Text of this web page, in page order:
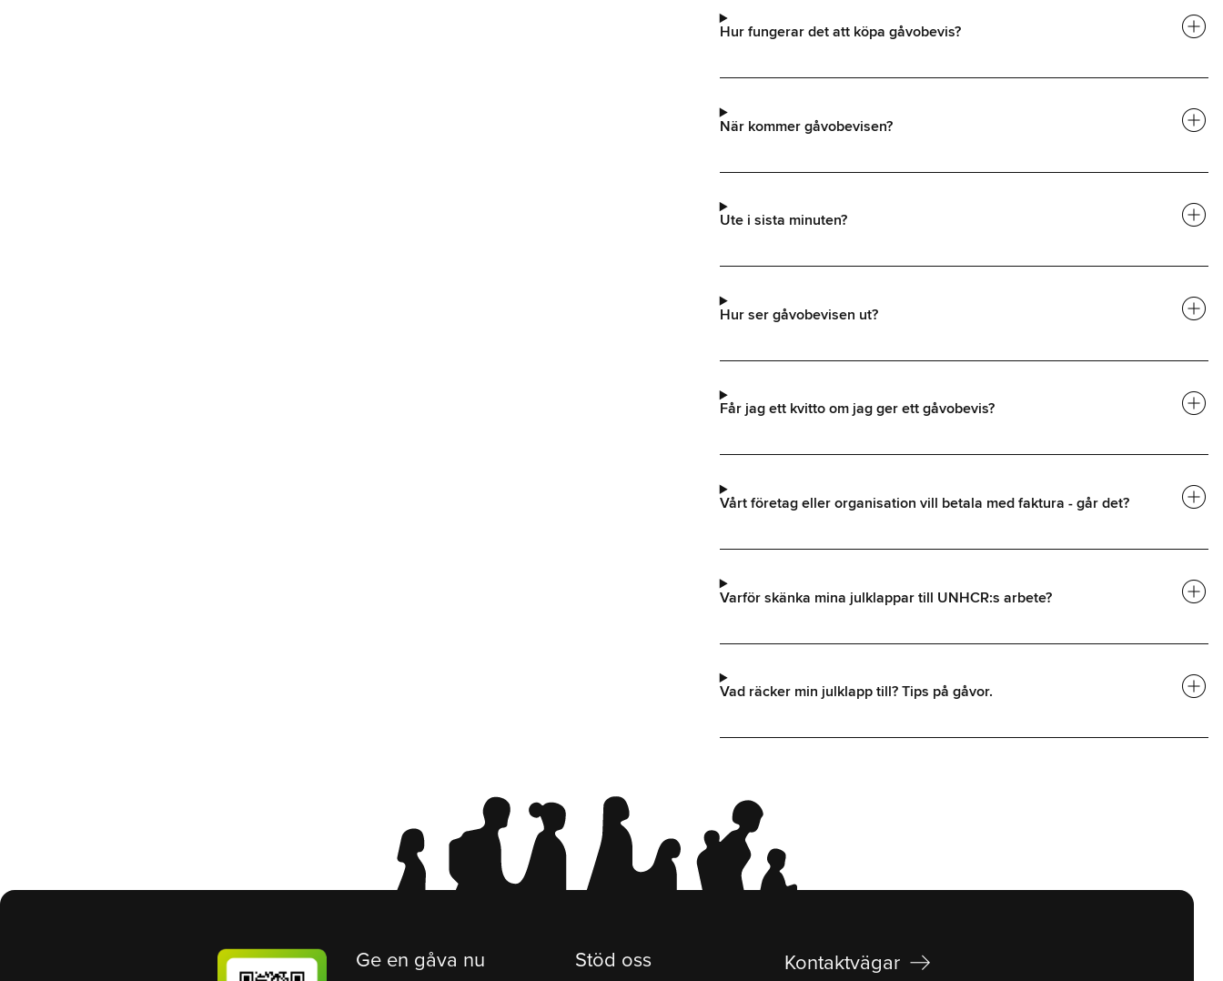
Hur fungerar det att köpa gåvobevis? add_circle
När kommer gåvobevisen? add_circle
Ute i sista minuten? add_circle
Hur ser gåvobevisen ut? add_circle
Får jag ett kvitto om jag ger ett gåvobevis? add_circle
Vårt företag eller organisation vill betala med faktura - går det? add_circle
Varför skänka mina julklappar till UNHCR:s arbete? add_circle
Vad räcker min julklapp till? Tips på gåvor. add_circle
Ge en gåva nu Stöd oss Kontaktvägar arrow_right_alt